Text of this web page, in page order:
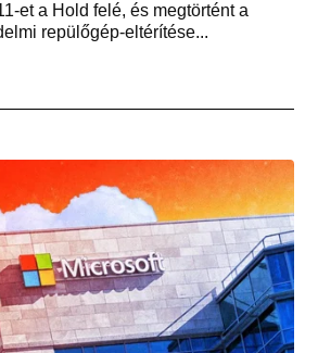
et a Hold felé, és megtörtént a
repülőgép-eltérítése...